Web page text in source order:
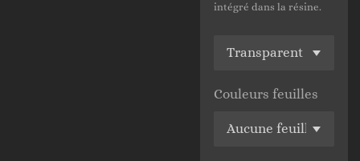
intégré dans la résine.
Couleurs feuilles